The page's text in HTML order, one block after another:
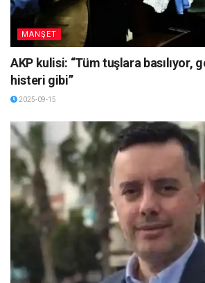
MANŞET
AKP kulisi: “Tüm tuşlara basılıyor,
histeri gibi”
2025-09-15